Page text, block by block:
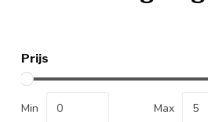
Prijs
Min Max